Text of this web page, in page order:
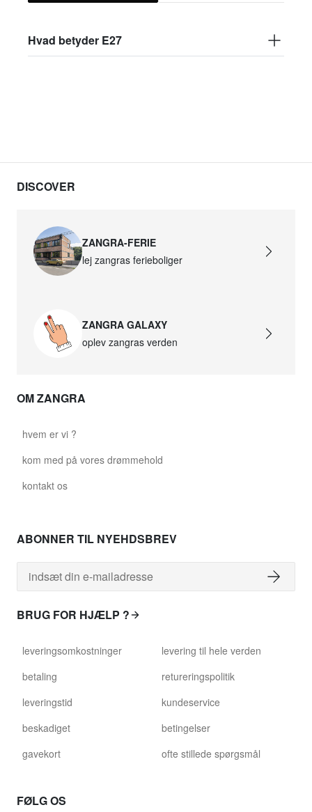
Hvad betyder E27
DISCOVER
ZANGRA-FERIE
lej zangras ferieboliger
ZANGRA GALAXY
oplev zangras verden
OM ZANGRA
hvem er vi ?
kom med på vores drømmehold
kontakt os
ABONNER TIL NYEHDSBREV
BRUG FOR HJÆLP ?
leveringsomkostninger
betaling
leveringstid
beskadiget
gavekort
levering til hele verden
retureringspolitik
kundeservice
betingelser
ofte stillede spørgsmål
FØLG OS